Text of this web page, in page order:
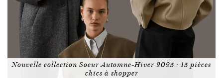
Nouvelle collection Soeur Automne-Hiver 2025 : 15 pièces
chics à shopper